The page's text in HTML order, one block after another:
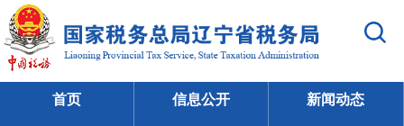
首页 信息公开 新闻动态